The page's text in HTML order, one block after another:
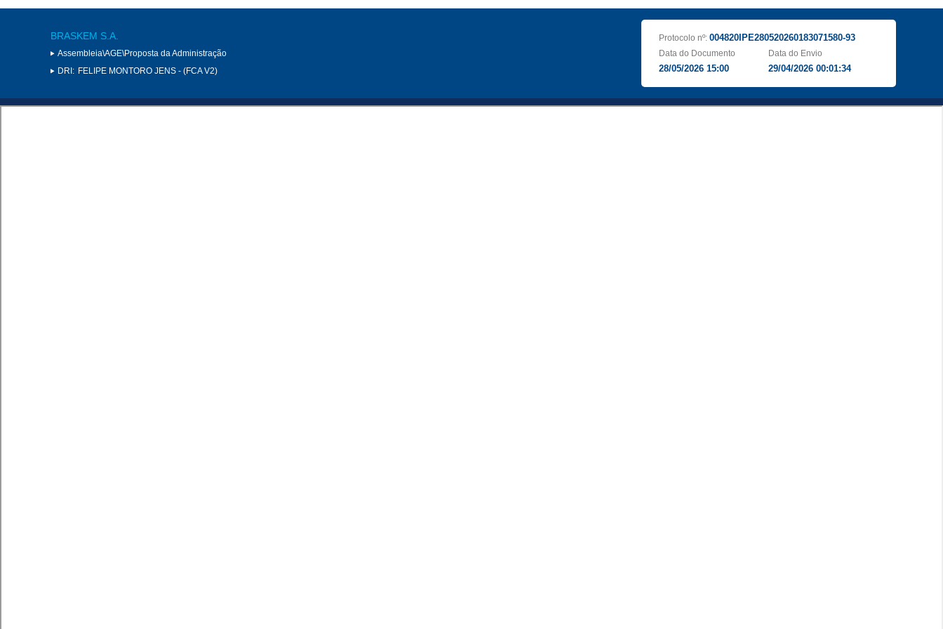
BRASKEM S.A.
Assembleia\AGE\Proposta da Administração
DRI: FELIPE MONTORO JENS - (FCA V2)
Protocolo nº: 004820IPE280520260183071580-93
Data do Documento
28/05/2026 15:00
Data do Envio
29/04/2026 00:01:34